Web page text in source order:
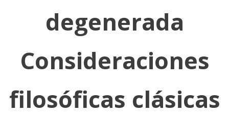
degenerada
Consideraciones
filosóficas clásicas